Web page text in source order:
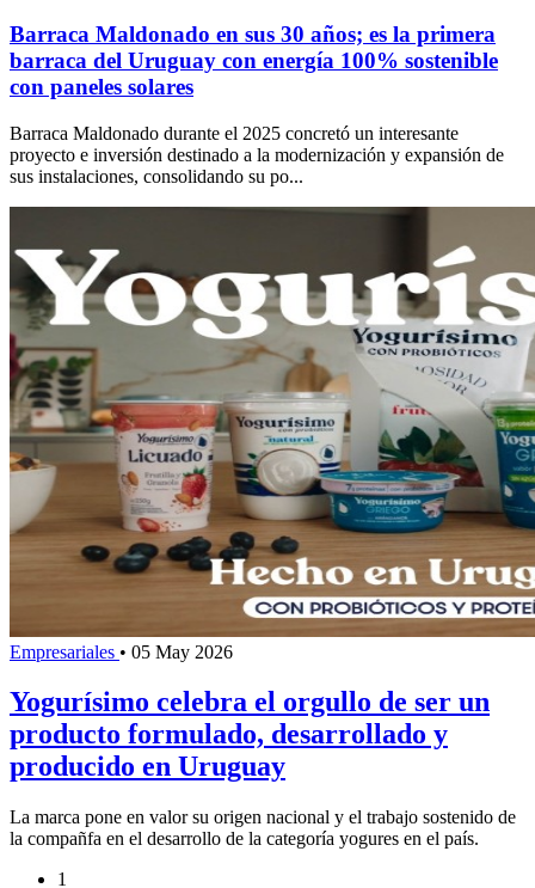
Barraca Maldonado en sus 30 años; es la primera
barraca del Uruguay con energía 100% sostenible
con paneles solares
Barraca Maldonado durante el 2025 concretó un interesante
proyecto e inversión destinado a la modernización y expansión de
sus instalaciones, consolidando su po...
Empresariales • 05 May 2026
Yogurísimo celebra el orgullo de ser un
producto formulado, desarrollado y
producido en Uruguay
La marca pone en valor su origen nacional y el trabajo sostenido de
la compañfa en el desarrollo de la categoría yogures en el país.
1